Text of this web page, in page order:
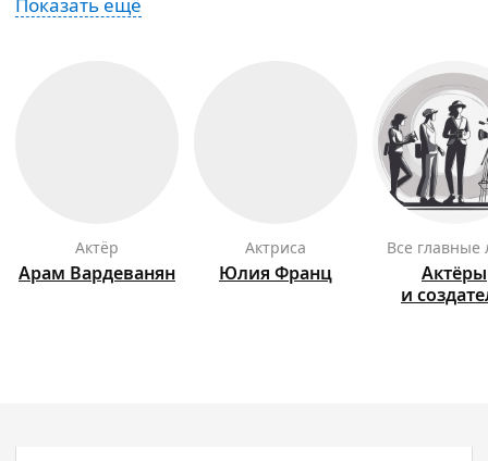
актёр
Арам Вардеванян
актриса
Юлия Франц
Все
Актёры
и